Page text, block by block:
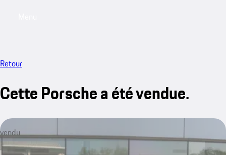
Retour
Cette Porsche a été vendue.
vendu